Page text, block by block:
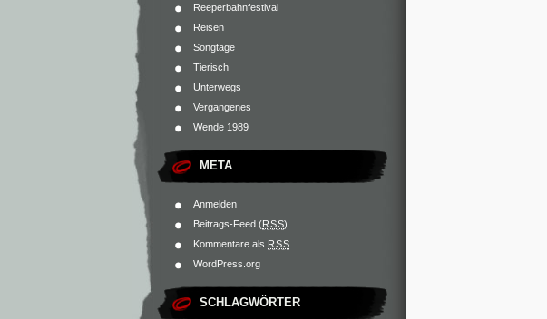
Reeperbahnfestival
Reisen
Songtage
Tierisch
Unterwegs
Vergangenes
Wende 1989
META
Anmelden
Beitrags-Feed (RSS)
Kommentare als RSS
WordPress.org
SCHLAGWÖRTER